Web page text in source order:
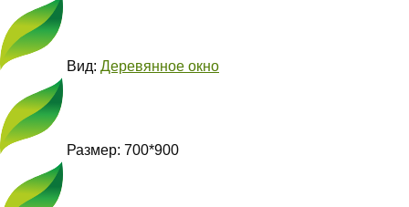
Вид: Деревянное окно
Размер: 700*900